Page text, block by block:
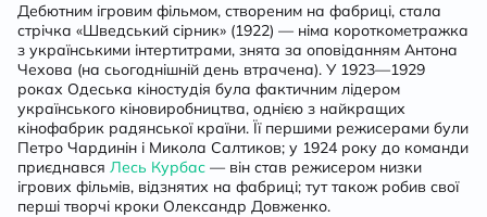
Дебютним ігровим фільмом, створеним на фабриці, стала
стрічка «Шведський сірник» (1922) — німа короткометражка
з українськими інтертитрами, знята за оповіданням Антона
Чехова (на сьогоднішній день втрачена). У 1923—1929
роках Одеська кіностудія була фактичним лідером
українського кіновиробництва, однією з найкращих
кінофабрик радянської країни. Її першими режисерами були
Петро Чардинін і Микола Салтиков; у 1924 року до команди
приєднався Лесь Курбас — він став режисером низки
ігрових фільмів, відзнятих на фабриці; тут також робив свої
перші творчі кроки Олександр Довженко.